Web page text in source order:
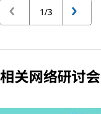
1/3
相关网络研讨会